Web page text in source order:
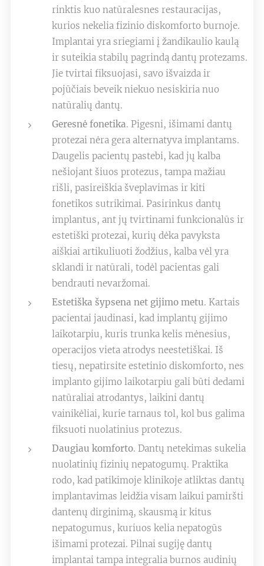
rinktis kuo natūralesnes restauracijas,
kurios nekelia fizinio diskomforto burnoje.
Implantai yra sriegiami į žandikaulio kaulą
ir suteikia stabilų pagrindą dantų protezams.
Jie tvirtai fiksuojasi, savo išvaizda ir
pojūčiais beveik niekuo nesiskiria nuo
natūralių dantų.
Geresnė fonetika. Pigesni, išimami dantų
protezai nėra gera alternatyva implantams.
Daugelis pacientų pastebi, kad jų kalba
nešiojant šiuos protezus, tampa mažiau
rišli, pasireiškia šveplavimas ir kiti
fonetikos sutrikimai. Pasirinkus dantų
implantus, ant jų tvirtinami funkcionalūs ir
estetiški protezai, kurių dėka pavyksta
aiškiai artikuliuoti žodžius, kalba vėl yra
sklandi ir natūrali, todėl pacientas gali
bendrauti nevaržomai.
Estetiška šypsena net gijimo metu. Kartais
pacientai jaudinasi, kad implantų gijimo
laikotarpiu, kuris trunka kelis mėnesius,
operacijos vieta atrodys neestetiškai. Iš
tiesų, nepatirsite estetinio diskomforto, nes
implanto gijimo laikotarpiu gali būti dedami
natūraliai atrodantys, laikini dantų
vainikėliai, kurie tarnaus tol, kol bus galima
fiksuoti nuolatinius protezus.
Daugiau komforto. Dantų netekimas sukelia
nuolatinių fizinių nepatogumų. Praktika
rodo, kad patikimoje klinikoje atliktas dantų
implantavimas leidžia visam laikui pamiršti
dantenų dirginimą, skausmą ir kitus
nepatogumus, kuriuos kelia nepatogūs
išimami protezai. Pilnai sugiję dantų
implantai tampa integralia burnos audinių